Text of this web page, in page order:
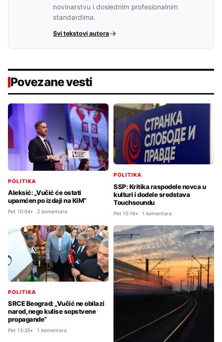
novinarstvu i doslednim profesionalnim
standardima.
Svi tekstovi autora
Povezane vesti
POLITIKA
Aleksić: „Vučić će ostati
upamćen po izdaji na KiM“
Pet 10:04 2 komentara
POLITIKA
SSP: Kritika raspodele novca u
kulturi i dodele sredstava
Touchsoundu
Pet 15:16 1 komentara
POLITIKA
SRCE Beograd: „Vučić ne obilazi
narod, nego kulise sopstvene
propagande“
Pet 13:35 1 komentara